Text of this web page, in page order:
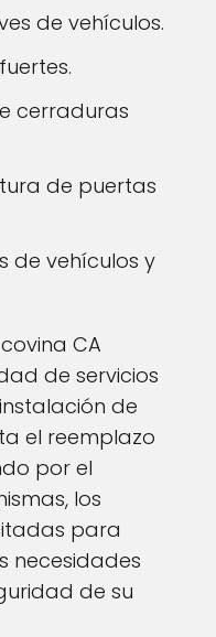
de vehículos.
cerraduras
de puertas
de vehículos y
CA
de servicios
de
el reemplazo
por el
los
para
necesidades
de su